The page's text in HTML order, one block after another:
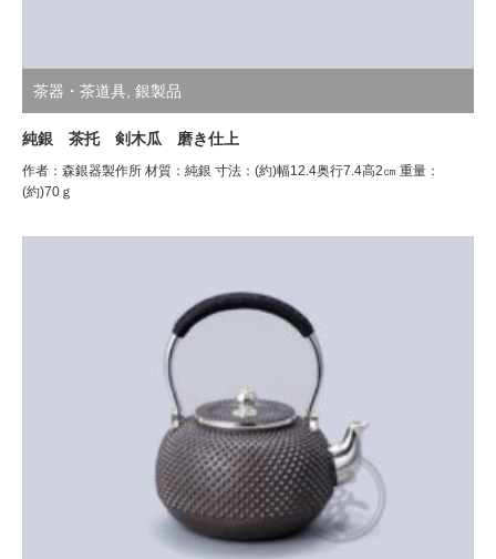
茶器・茶道具 銀製品
純銀 茶托 剣木瓜 磨き仕上
作者：森銀器製作所 材質：純銀 寸法：(約)幅12.4奥行7.4高2㎝ 重量：
(約)70ｇ